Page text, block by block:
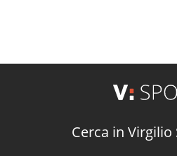
Cerca in Virgilio